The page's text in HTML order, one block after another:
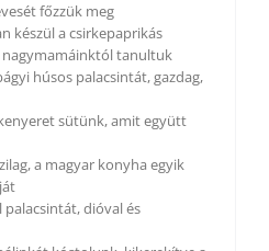
főzzük meg
készül a csirkepaprikás
nagymamáinktól tanultuk
húsos palacsintát, gazdag,
sütünk, amit együtt
a magyar konyha egyik
palacsintát, dióval és